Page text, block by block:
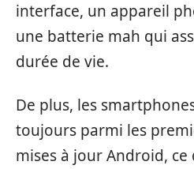
interface, un appareil
une batterie mah qui
durée de vie.
De plus, les
toujours parmi les
mises à jour Android,